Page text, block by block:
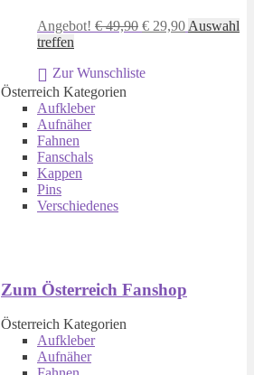
Angebot! €49,90 Ursprünglicher
€ 49,90
€ 29,90Aktueller
Auswahl
treffen
weist
mehrere
Varianten
auf.
Die
Optionen
können
der
Zur Wunschliste
Österreich Kategorien
Aufkleber
Aufnäher
Fahnen
Fanschals
Kappen
Pins
Verschiedenes
Zum Österreich Fanshop
Österreich Kategorien
Aufkleber
Aufnäher